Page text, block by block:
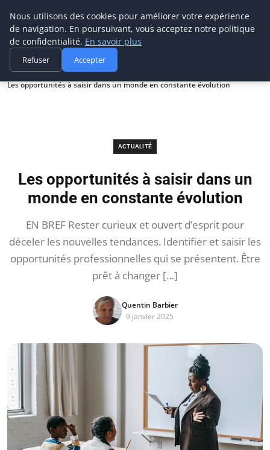
Prospection Pro
Accueil
Actualité
Les opportunités à saisir dans un monde en constante évolution
ACTUALITÉ
Les opportunités à saisir dans un
monde en constante évolution
EN BREF Rester curieux et ouvert d’esprit pour
déceler les nouvelles tendances. Identifier et saisir les
opportunités professionnelles qui se présentent. Être
prêt à changer […]
Quentin Barbier
9 janvier 2025
Nous utilisons des cookies pour améliorer votre expérience
de navigation. En poursuivant, vous acceptez notre politique
de confidentialité. En savoir plus
Refuser Accepter